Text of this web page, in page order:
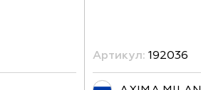
Артикул: 192036